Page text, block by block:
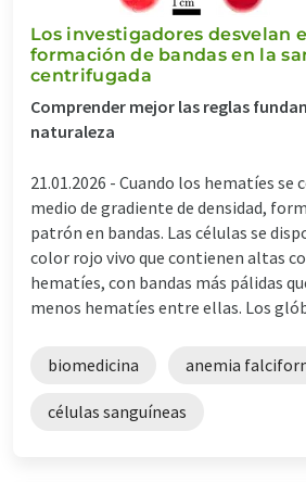
Los investigadores desvelan
formación de bandas en la
centrifugada
Comprender mejor las reglas
naturaleza
21.01.2026 - Cuando los hematíes se
medio de gradiente de densidad,
patrón en bandas. Las células se
color rojo vivo que contienen altas
hematíes, con bandas más pálidas
menos hematíes entre ellas. Los
biomedicina anemia
células sanguíneas